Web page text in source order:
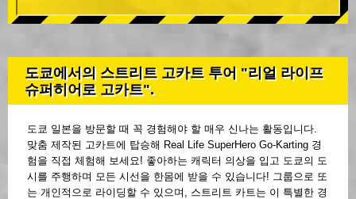
도쿄에서의 스트리트 고카트 투어 "리얼 라이프
슈퍼히어로 고카트".
도쿄 일본을 방문할 때 꼭 경험해야 할 매우 신나는 활동입니다.
맞춤 제작된 고카트에 탑승해 Real Life SuperHero Go-Karting 경
험을 직접 체험해 보세요! 좋아하는 캐릭터 의상을 입고 도쿄의 도
시를 주행하며 모든 시선을 한몸에 받을 수 있습니다! 그룹으로 또
는 개인적으로 라이딩할 수 있으며, 스트리트 카트는 이 특별한 경